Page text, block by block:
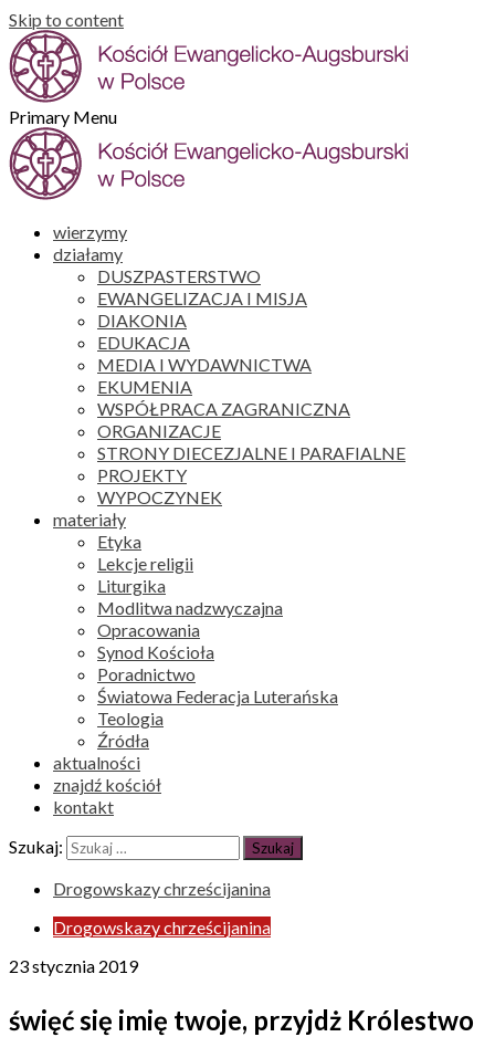
Skip to content
Primary Menu
wierzymy
działamy
DUSZPASTERSTWO
EWANGELIZACJA I MISJA
DIAKONIA
EDUKACJA
MEDIA I WYDAWNICTWA
EKUMENIA
WSPÓŁPRACA ZAGRANICZNA
ORGANIZACJE
STRONY DIECEZJALNE I PARAFIALNE
PROJEKTY
WYPOCZYNEK
materiały
Etyka
Lekcje religii
Liturgika
Modlitwa nadzwyczajna
Opracowania
Synod Kościoła
Poradnictwo
Światowa Federacja Luterańska
Teologia
Źródła
aktualności
znajdź kościół
kontakt
Szukaj:
Drogowskazy chrześcijanina
Drogowskazy chrześcijanina
23 stycznia 2019
święć się imię twoje, przyjdż Królestwo